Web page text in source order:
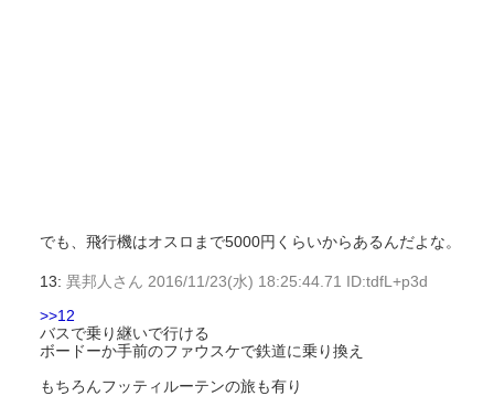
でも、飛行機はオスロまで5000円くらいからあるんだよな。
13: 異邦人さん 2016/11/23(水) 18:25:44.71 ID:tdfL+p3d
>>12
バスで乗り継いで行ける
ボードーか手前のファウスケで鉄道に乗り換え
もちろんフッティルーテンの旅も有り